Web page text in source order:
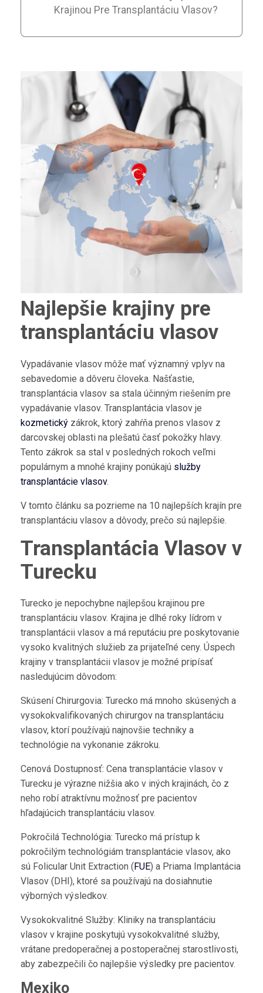
Krajinou Pre Transplantáciu Vlasov?
Najlepšie krajiny pre
transplantáciu vlasov
Vypadávanie vlasov môže mať významný vplyv na
sebavedomie a dôveru človeka. Našťastie,
transplantácia vlasov sa stala účinným riešením pre
vypadávanie vlasov. Transplantácia vlasov je
kozmetickýzákrok, ktorý zahŕňa prenos vlasov z
darcovskej oblasti na plešatú časť pokožky hlavy.
Tento zákrok sa stal v posledných rokoch veľmi
populárnym a mnohé krajiny ponúkajú služby
transplantácie vlasov.
V tomto článku sa pozrieme na 10 najlepších krajín pre
transplantáciu vlasov a dôvody, prečo sú najlepšie.
Transplantácia Vlasov v
Turecku
Turecko je nepochybne najlepšou krajinou pre
transplantáciu vlasov. Krajina je dlhé roky lídrom v
transplantácii vlasov a má reputáciu pre poskytovanie
vysoko kvalitných služieb za prijateľné ceny. Úspech
krajiny v transplantácii vlasov je možné pripísať
nasledujúcim dôvodom:
Skúsení Chirurgovia: Turecko má mnoho skúsených a
vysokokvalifikovaných chirurgov na transplantáciu
vlasov, ktorí používajú najnovšie techniky a
technológie na vykonanie zákroku.
Cenová Dostupnosť: Cena transplantácie vlasov v
Turecku je výrazne nižšia ako v iných krajinách, čo z
neho robí atraktívnu možnosť pre pacientov
hľadajúcich transplantáciu vlasov.
Pokročilá Technológia: Turecko má prístup k
pokročilým technológiám transplantácie vlasov, ako
sú Folicular Unit Extraction ( FUE) a Priama Implantácia
Vlasov (DHI), ktoré sa používajú na dosiahnutie
výborných výsledkov.
Vysokokvalitné Služby: Kliniky na transplantáciu
vlasov v krajine poskytujú vysokokvalitné služby,
vrátane predoperačnej a postoperačnej starostlivosti,
aby zabezpečili čo najlepšie výsledky pre pacientov.
Mexiko